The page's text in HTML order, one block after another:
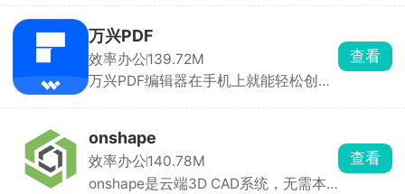
还可以尝试写简单图形项目。想要扩展
功能直接一键安装各类代码库，还自带
交互终端，小段代码立刻测试。
万兴PDF
效率办公139.72M
万兴PDF编辑器在手机上就能轻松创
工作效率。万兴PDF软件兼容性很强，
几乎支持所有关于pdf的功能，在手机
上分类管理pdf文件，为办公提供更多
的便捷。
查看
onshape
效率办公140.78M
onshape是云端3D CAD系统，无需本
查看